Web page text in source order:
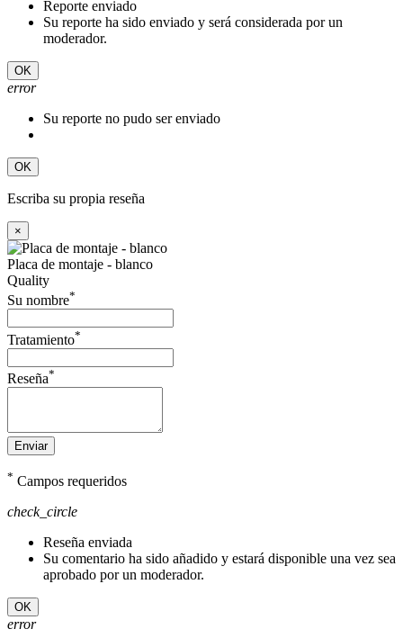
Reporte enviado
Su reporte ha sido enviado y será considerada por un
moderador.
OK
error
Su reporte no pudo ser enviado
OK
Escriba su propia reseña
×
Placa de montaje - blanco
Quality
Su nombre*
Tratamiento*
Reseña*
Enviar
* Campos requeridos
check_circle
Reseña enviada
Su comentario ha sido añadido y estará disponible una vez sea
aprobado por un moderador.
OK
error